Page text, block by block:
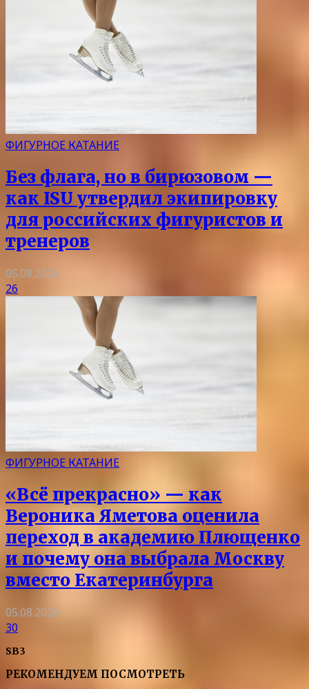
ФИГУРНОЕ КАТАНИЕ
Без флага, но в бирюзовом —
как ISU утвердил экипировку
для российских фигуристов и
тренеров
05.08.2026
26
ФИГУРНОЕ КАТАНИЕ
«Всё прекрасно» — как
Вероника Яметова оценила
переход в академию Плющенко
и почему она выбрала Москву
вместо Екатеринбурга
05.08.2026
30
SB3
РЕКОМЕНДУЕМ ПОСМОТРЕТЬ